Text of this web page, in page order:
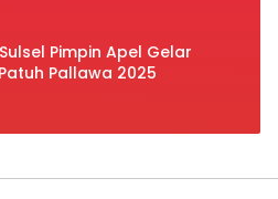
Pimpin Apel Gelar
Pallawa 2025